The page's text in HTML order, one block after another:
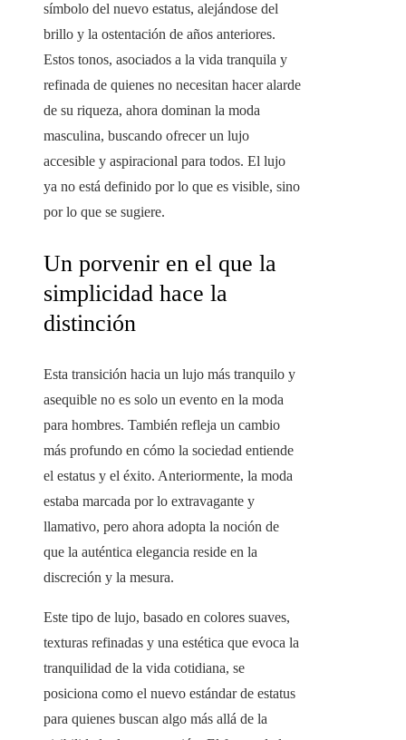
símbolo del nuevo estatus, alejándose del
brillo y la ostentación de años anteriores.
Estos tonos, asociados a la vida tranquila y
refinada de quienes no necesitan hacer alarde
de su riqueza, ahora dominan la moda
masculina, buscando ofrecer un lujo
accesible y aspiracional para todos. El lujo
ya no está definido por lo que es visible, sino
por lo que se sugiere.
Un porvenir en el que la
simplicidad hace la
distinción
Esta transición hacia un lujo más tranquilo y
asequible no es solo un evento en la moda
para hombres. También refleja un cambio
más profundo en cómo la sociedad entiende
el estatus y el éxito. Anteriormente, la moda
estaba marcada por lo extravagante y
llamativo, pero ahora adopta la noción de
que la auténtica elegancia reside en la
discreción y la mesura.
Este tipo de lujo, basado en colores suaves,
texturas refinadas y una estética que evoca la
tranquilidad de la vida cotidiana, se
posiciona como el nuevo estándar de estatus
para quienes buscan algo más allá de la